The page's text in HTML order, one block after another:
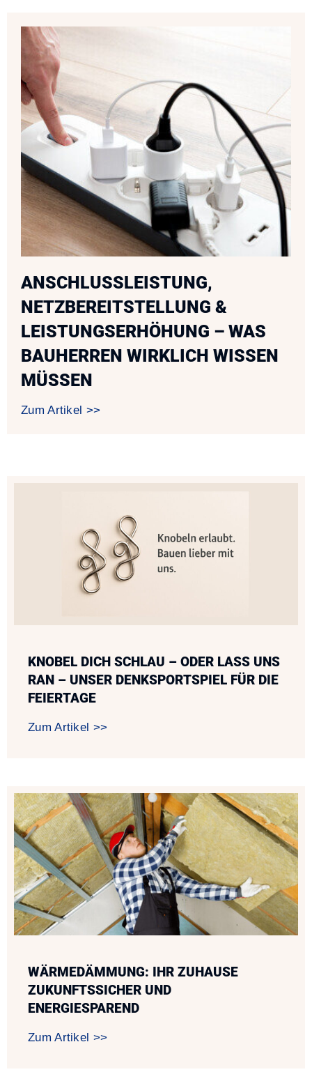
ANSCHLUSSLEISTUNG,
NETZBEREITSTELLUNG &
LEISTUNGSERHÖHUNG – WAS
BAUHERREN WIRKLICH WISSEN
MÜSSEN
Zum Artikel >>
KNOBEL DICH SCHLAU – ODER LASS UNS
RAN – UNSER DENKSPORTSPIEL FÜR DIE
FEIERTAGE
Zum Artikel >>
WÄRMEDÄMMUNG: IHR ZUHAUSE
ZUKUNFTSSICHER UND
ENERGIESPAREND
Zum Artikel >>